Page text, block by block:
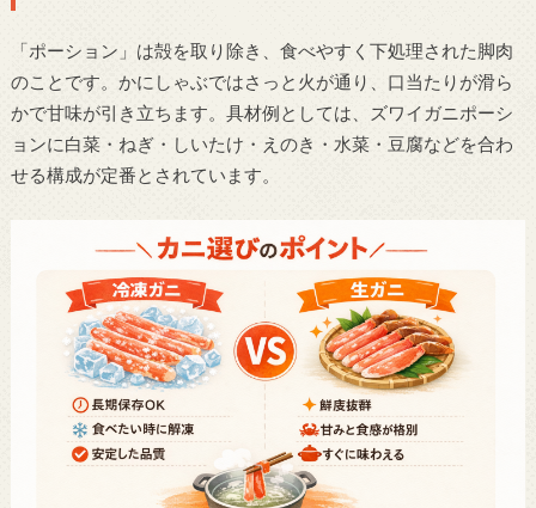
「ポーション」は殻を取り除き、食べやすく下処理された脚肉
のことです。かにしゃぶではさっと火が通り、口当たりが滑ら
かで甘味が引き立ちます。具材例としては、ズワイガニポーシ
ョンに白菜・ねぎ・しいたけ・えのき・水菜・豆腐などを合わ
せる構成が定番とされています。